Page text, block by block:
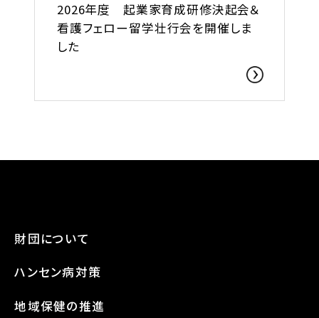
2026年度 起業家育成研修決起会＆
看護フェロー留学壮行会を開催しま
した
財団について
ハンセン病対策
地域保健の推進